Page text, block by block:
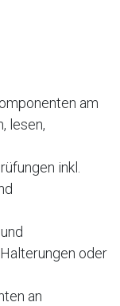
am
lesen,
inkl.
oder
an